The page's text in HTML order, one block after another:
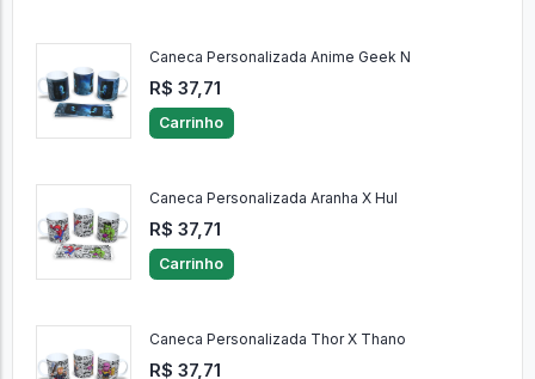
Caneca Personalizada Anime Geek N
R$ 37,71
Carrinho
Caneca Personalizada Aranha X Hul
R$ 37,71
Carrinho
Caneca Personalizada Thor X Thano
R$ 37,71